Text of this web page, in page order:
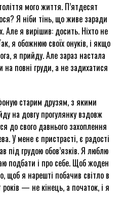
мого життя. П’ятдесят
Я ніби тінь, що живе заради
Але я вирішив: досить. Ніхто не
я обожнюю своїх онуків, і якщо
я прийду. Але зараз настала
повні груди, а не задихатися
старим друзям, з якими
на довгу прогулянку вздовж
до свого давнього захоплення
У мене є пристрасті, є радості
під грудою обов’язків. Я люблю
подбати і про себе. Щоб жоден
щоб я нарешті побачив світло в
років — не кінець, а початок, і я